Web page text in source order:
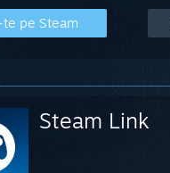
pe Steam
Steam Link